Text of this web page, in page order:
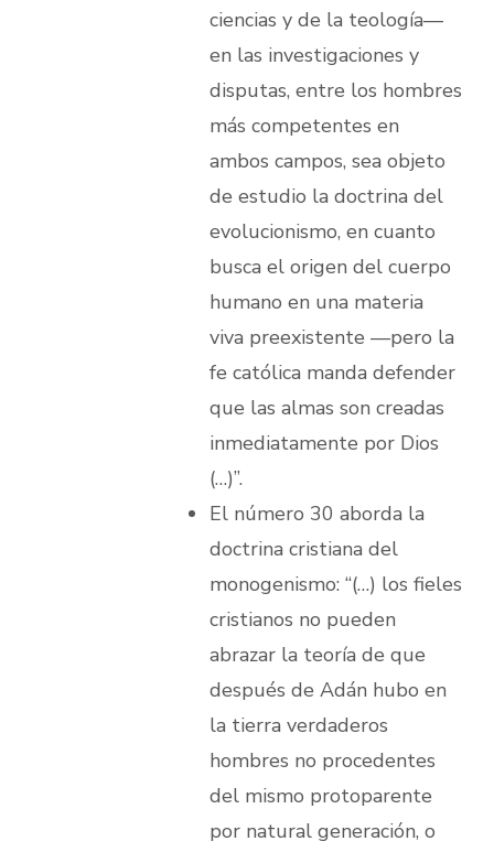
ciencias y de la teología—
en las investigaciones y
disputas, entre los hombres
más competentes en
ambos campos, sea objeto
de estudio la doctrina del
evolucionismo, en cuanto
busca el origen del cuerpo
humano en una materia
viva preexistente —pero la
fe católica manda defender
que las almas son creadas
inmediatamente por Dios
(…)”.
El número 30 aborda la
doctrina cristiana del
monogenismo: “(…) los fieles
cristianos no pueden
abrazar la teoría de que
después de Adán hubo en
la tierra verdaderos
hombres no procedentes
del mismo protoparente
por natural generación, o